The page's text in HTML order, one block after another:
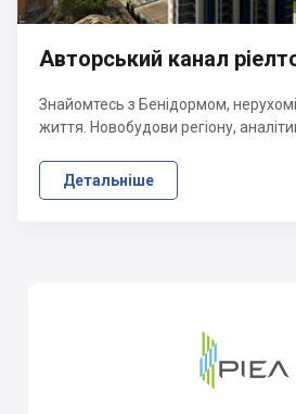
Авторський канал
Знайомтесь з Бенідормом,
життя. Новобудови регіону,
Детальніше